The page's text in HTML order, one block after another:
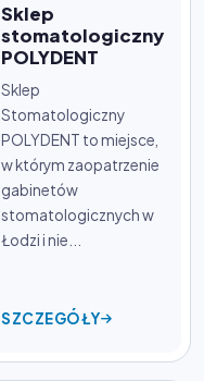
Sklep
stomatologiczny
POLYDENT
Sklep
Stomatologiczny
POLYDENT to miejsce,
w którym zaopatrzenie
gabinetów
stomatologicznych w
Łodzi i nie...
SZCZEGÓŁY